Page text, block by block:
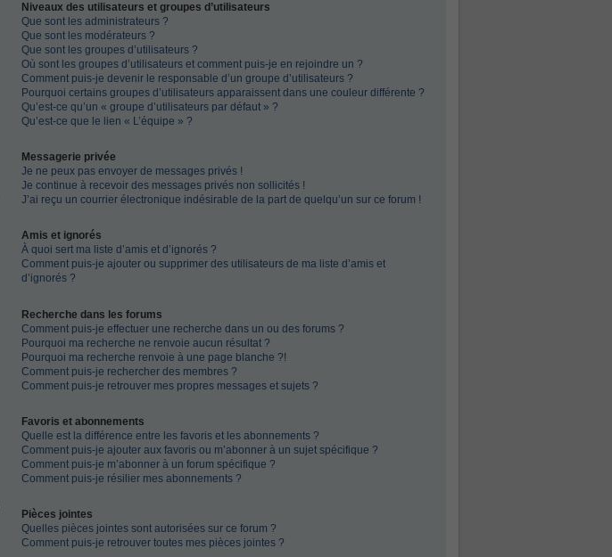
Niveaux des utilisateurs et groupes d’utilisateurs
Que sont les administrateurs ?
Que sont les modérateurs ?
Que sont les groupes d’utilisateurs ?
Où sont les groupes d’utilisateurs et comment puis-je en rejoindre un ?
Comment puis-je devenir le responsable d’un groupe d’utilisateurs ?
Pourquoi certains groupes d’utilisateurs apparaissent dans une couleur différente ?
Qu’est-ce qu’un « groupe d’utilisateurs par défaut » ?
Qu’est-ce que le lien « L’équipe » ?
Messagerie privée
Je ne peux pas envoyer de messages privés !
Je continue à recevoir des messages privés non sollicités !
J’ai reçu un courrier électronique indésirable de la part de quelqu’un sur ce forum !
Amis et ignorés
À quoi sert ma liste d’amis et d’ignorés ?
Comment puis-je ajouter ou supprimer des utilisateurs de ma liste d’amis et
d’ignorés ?
Recherche dans les forums
Comment puis-je effectuer une recherche dans un ou des forums ?
Pourquoi ma recherche ne renvoie aucun résultat ?
Pourquoi ma recherche renvoie à une page blanche ?!
Comment puis-je rechercher des membres ?
Comment puis-je retrouver mes propres messages et sujets ?
Favoris et abonnements
Quelle est la différence entre les favoris et les abonnements ?
Comment puis-je ajouter aux favoris ou m’abonner à un sujet spécifique ?
Comment puis-je m’abonner à un forum spécifique ?
Comment puis-je résilier mes abonnements ?
Pièces jointes
Quelles pièces jointes sont autorisées sur ce forum ?
Comment puis-je retrouver toutes mes pièces jointes ?